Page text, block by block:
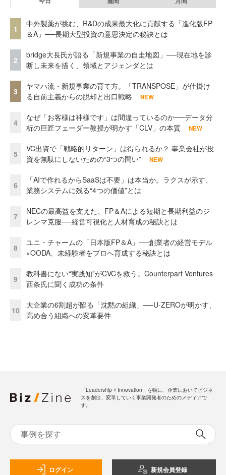
1
中外製薬が挑む、R&Dの成果最大化に貢献する「進化版FP
＆A」──長期大型投資の意思決定の秘訣とは
2
bridge大長氏が語る「新規事業の自走地図」──現在地を診
断し未来を描く、領域とアジェンダとは
3
ヤマハ流・新規事業の育て方。「TRANSPOSE」が仕掛け
る自前主義からの脱却と出口戦略
NEW
4
なぜ「お客様は神様です」は間違っているのか──データ分
析の巨匠フェーダー教授が明かす「CLV」の本質
NEW
5
VC出資で「戦略的リターン」は得られるか？ 事業会社が投
資を無駄にしないための“3つの問い”
NEW
6
「AIで作れるからSaaSは不要」は本当か。ラクスが示す、
業務システムに残る“4つの価値”とは
7
NECの最高益を支えた、FP＆Aによる短期と長期利益のジ
レンマ克服──経営可視化と人材育成の秘訣とは
8
ユニ・チャームの「日本版FP＆A」──創業者の経営モデル
×OODA、未経験者をプロへ育成する秘訣とは
9
教科書にない“実践知”がCVCを救う。Counterpart Ventures
西条氏に聞く成功の条件
10
大企業の6割超が陥る「沈黙の組織」──U-ZEROが明かす、
高め合う組織への変革要件
「Leadership ☓ Innovation」を軸に、企業においてビジネ
スを創出、変革していく事業開発者のためのメディアで
す。
ログイン 新規会員登録